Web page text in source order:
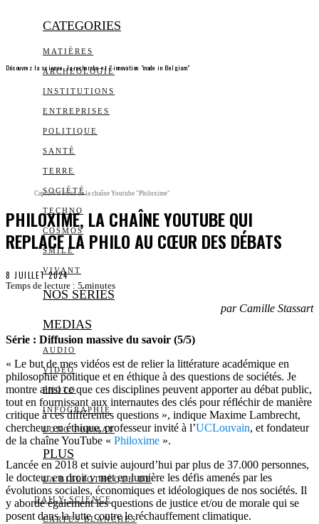
CATEGORIES
MATIÈRES
ARCHEOLOGIE
INSTITUTIONS
ENTREPRISES
POLITIQUE
SANTÉ
TERRE
SOCIÉTÉ
TECHNO
COSMOS
SMILE
VIVANT
NOS SÉRIES
MEDIAS
AUDIO
VIDÉO
PHOTO
INFOGRAPHIE
LONG FORMAT
PLUS
LA BIBLIOTHÈQUE DE
DAILY SCIENCE
CARTES BLANCHES
Découvrez la science, la recherche et l’innovation "made in Belgium"
Capture d'écran de la chaîne Youtube "Philoxime"
PHILOXIME, LA CHAÎNE YOUTUBE QUI
REPLACE LA PHILO AU CŒUR DES DÉBATS
8 JUILLET 2024
Temps de lecture : 5 minutes
par Camille Stassart
Série : Diffusion massive du savoir (5/5)
« Le but de mes vidéos est de relier la littérature académique en
philosophie politique et en éthique à des questions de sociétés. Je
montre ainsi ce que ces disciplines peuvent apporter au débat public,
tout en fournissant aux internautes des clés pour réfléchir de manière
critique à ces différentes questions », indique Maxime Lambrecht,
chercheur en éthique, professeur invité à l’UCLouvain, et fondateur
de la chaîne YouTube « Philoxime ».
Lancée en 2018 et suivie aujourd’hui par plus de 37.000 personnes,
le docteur en droit y met en lumière les défis amenés par les
évolutions sociales, économiques et idéologiques de nos sociétés. Il
y aborde également les questions de justice et/ou de morale qui se
posent dans la lutte contre le réchauffement climatique.